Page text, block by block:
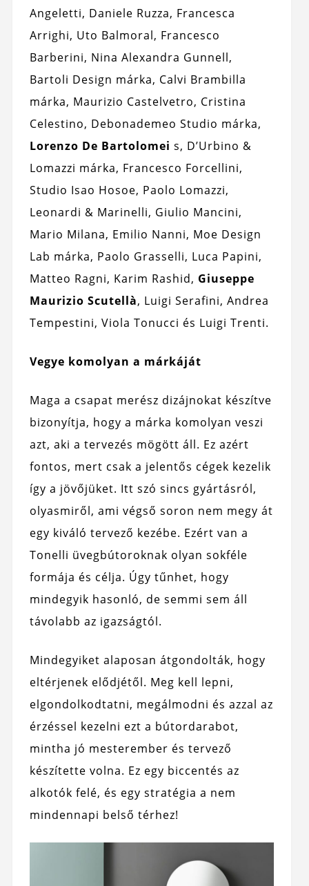
Angeletti, Daniele Ruzza, Francesca
Arrighi, Uto Balmoral, Francesco
Barberini, Nina Alexandra Gunnell,
Bartoli Design márka, Calvi Brambilla
márka, Maurizio Castelvetro, Cristina
Celestino, Debonademeo Studio márka,
Lorenzo De Bartolomei s, D’Urbino &
Lomazzi márka, Francesco Forcellini,
Studio Isao Hosoe, Paolo Lomazzi,
Leonardi & Marinelli, Giulio Mancini,
Mario Milana, Emilio Nanni, Moe Design
Lab márka, Paolo Grasselli, Luca Papini,
Matteo Ragni, Karim Rashid, Giuseppe
Maurizio Scutellà, Luigi Serafini, Andrea
Tempestini, Viola Tonucci és Luigi Trenti.
Vegye komolyan a márkáját
Maga a csapat merész dizájnokat készítve
bizonyítja, hogy a márka komolyan veszi
azt, aki a tervezés mögött áll. Ez azért
fontos, mert csak a jelentős cégek kezelik
így a jövőjüket. Itt szó sincs gyártásról,
olyasmiről, ami végső soron nem megy át
egy kiváló tervező kezébe. Ezért van a
Tonelli üvegbútoroknak olyan sokféle
formája és célja. Úgy tűnhet, hogy
mindegyik hasonló, de semmi sem áll
távolabb az igazságtól.
Mindegyiket alaposan átgondolták, hogy
eltérjenek elődjétől. Meg kell lepni,
elgondolkodtatni, megálmodni és azzal az
érzéssel kezelni ezt a bútordarabot,
mintha jó mesterember és tervező
készítette volna. Ez egy biccentés az
alkotók felé, és egy stratégia a nem
mindennapi belső térhez!